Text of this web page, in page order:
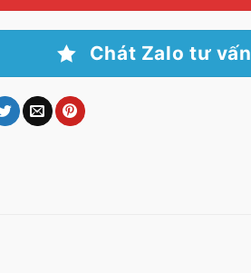
Chát Zalo tư vấn